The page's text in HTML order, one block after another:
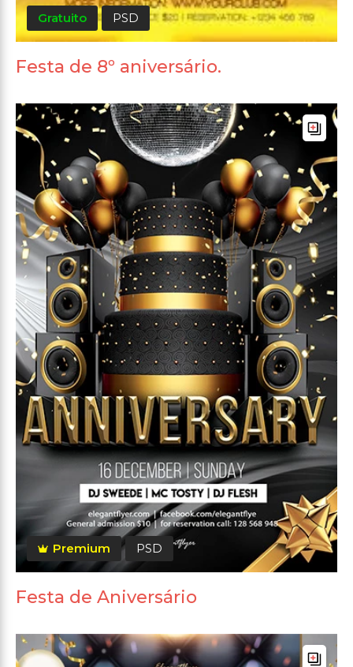
Gratuito PSD
Festa de 8º aniversário.
Premium PSD
Festa de Aniversário